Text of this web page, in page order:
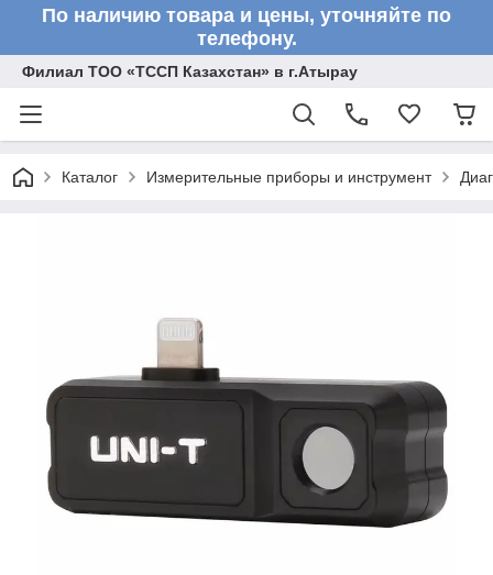
По наличию товара и цены, уточняйте по
телефону.
Филиал ТОО «ТССП Казахстан» в г.Атырау
Каталог Измерительные приборы и инструмент